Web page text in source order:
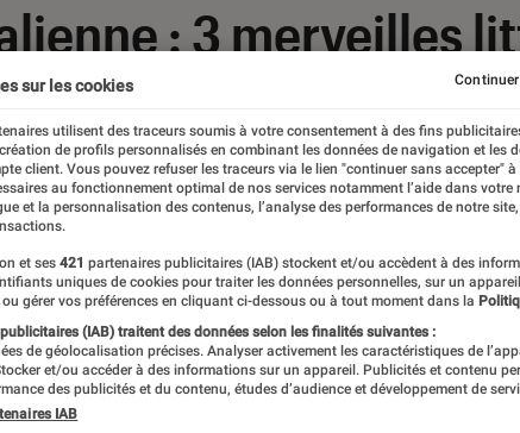
: 3 merveilles
Les
sur les cookies
utilisent des traceurs soumis à votre consentement à des fins
de profils personnalisés en combinant les données de navigation et les
client. Vous pouvez refuser les traceurs via le lien "continuer sans accepter" à
au fonctionnement optimal de nos services notamment l’aide dans votre
et la personnalisation des contenus, l’analyse des performances de notre
et ses 421 partenaires publicitaires (IAB) stockent et/ou accèdent à des
uniques de cookies pour traiter les données personnelles, sur un
gérer vos préférences en cliquant ci-dessous ou à tout moment dans la
(IAB) traitent des données selon les finalités suivantes :
de géolocalisation précises. Analyser activement les caractéristiques de
et/ou accéder à des informations sur un appareil. Publicités et contenu
des publicités et du contenu, études d’audience et développement de
IAB